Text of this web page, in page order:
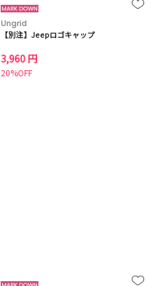
Ungrid
【別注】Jeepロゴキャップ
3,960 円
20%OFF